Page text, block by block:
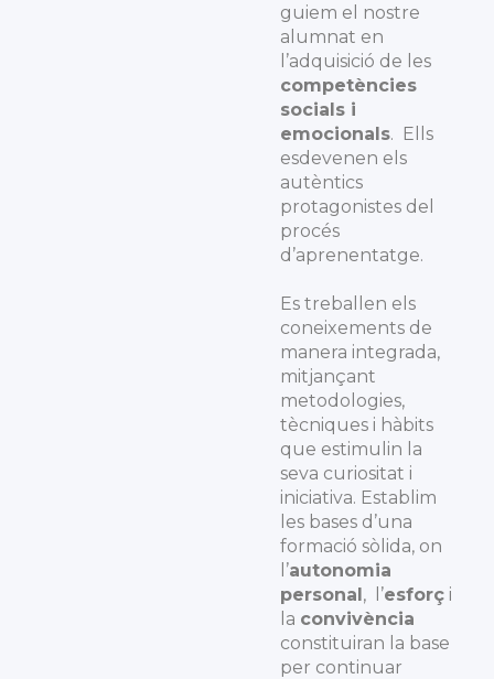
guiem el nostre
alumnat en
l’adquisició de les
competències
socials i
emocionals. Ells
esdevenen els
autèntics
protagonistes del
procés
d’aprenentatge.
Es treballen els
coneixements de
manera integrada,
mitjançant
metodologies,
tècniques i hàbits
que estimulin la
seva curiositat i
iniciativa. Establim
les bases d’una
formació sòlida, on
l’autonomia
personal, l’esforç i
la convivència
constituiran la base
per continuar